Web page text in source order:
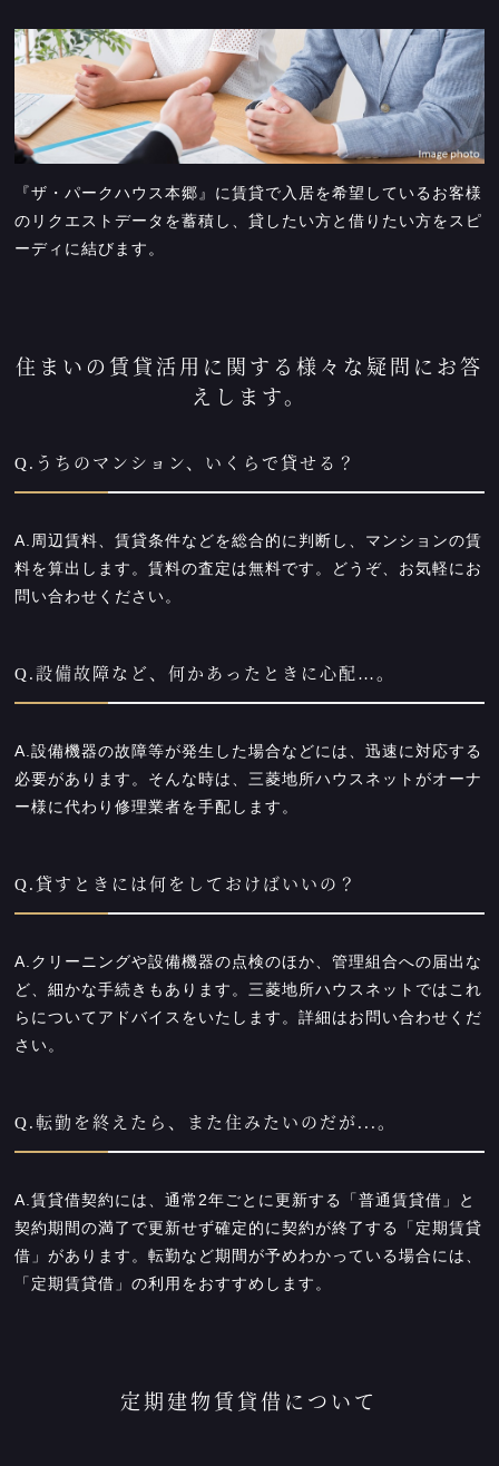
『ザ・パークハウス本郷』に賃貸で入居を希望しているお客様
のリクエストデータを蓄積し、貸したい方と借りたい方をスピ
ーディに結びます。
住まいの賃貸活用に関する様々な疑問にお答
えします。
Q.うちのマンション、いくらで貸せる？
A.周辺賃料、賃貸条件などを総合的に判断し、マンションの賃
料を算出します。賃料の査定は無料です。どうぞ、お気軽にお
問い合わせください。
Q.設備故障など、何かあったときに心配…。
A.設備機器の故障等が発生した場合などには、迅速に対応する
必要があります。そんな時は、三菱地所ハウスネットがオーナ
ー様に代わり修理業者を手配します。
Q.貸すときには何をしておけばいいの？
A.クリーニングや設備機器の点検のほか、管理組合への届出な
ど、細かな手続きもあります。三菱地所ハウスネットではこれ
らについてアドバイスをいたします。詳細はお問い合わせくだ
さい。
Q.転勤を終えたら、また住みたいのだが...。
A.賃貸借契約には、通常2年ごとに更新する「普通賃貸借」と
契約期間の満了で更新せず確定的に契約が終了する「定期賃貸
借」があります。転勤など期間が予めわかっている場合には、
「定期賃貸借」の利用をおすすめします。
定期建物賃貸借について